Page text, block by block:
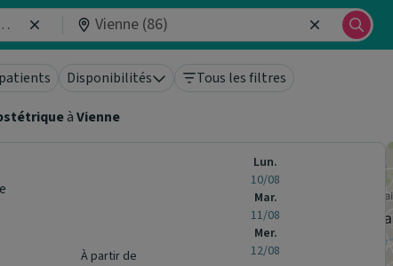
Disponibilités
Tous les filtres
àVienne
À partir de
Lun.
10/08
Mar.
11/08
Mer.
12/08